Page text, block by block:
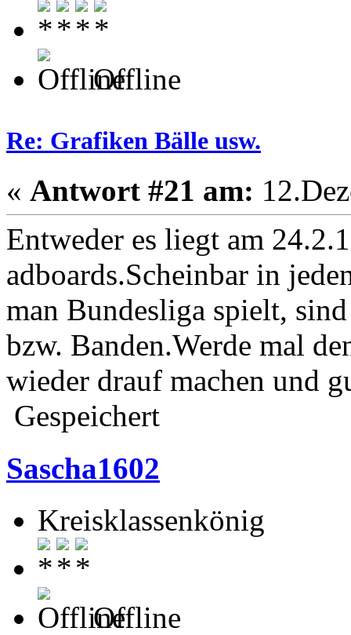
Offline
Re: Grafiken Bälle usw.
« Antwort #21 am:
Entweder es liegt am
adboards.Scheinbar in
man Bundesliga spielt,
bzw. Banden.Werde mal
wieder drauf machen und
Gespeichert
Sascha1602
Kreisklassenkönig
Offline